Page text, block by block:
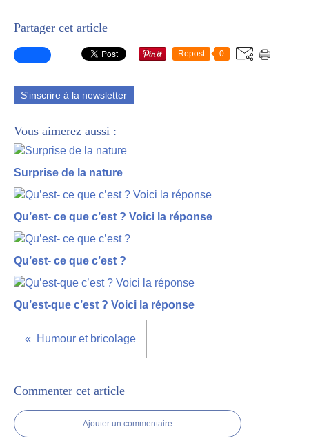
Partager cet article
Repost 0
S'inscrire à la newsletter
Vous aimerez aussi :
Surprise de la nature
Qu’est- ce que c’est ? Voici la réponse
Qu’est- ce que c’est ?
Qu’est-que c’est ? Voici la réponse
Humour et bricolage
Commenter cet article
Ajouter un commentaire